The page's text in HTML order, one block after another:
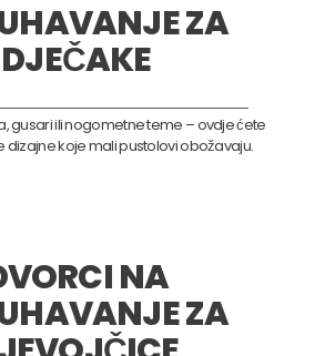
ZA
DJEČAKE
gusari ili nogometne teme – ovdje ćete
dizajne koje mali pustolovi obožavaju.
NA
ZA